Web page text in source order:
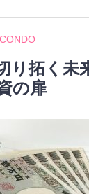
り拓く未
の扉